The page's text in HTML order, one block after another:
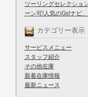
ツーリングセレクショ
ーン可!人気のGs!ナビ
カテゴリー表示
サービスメニュー
スタッフ紹介
その他在庫
新着在庫情報
最新ニュース